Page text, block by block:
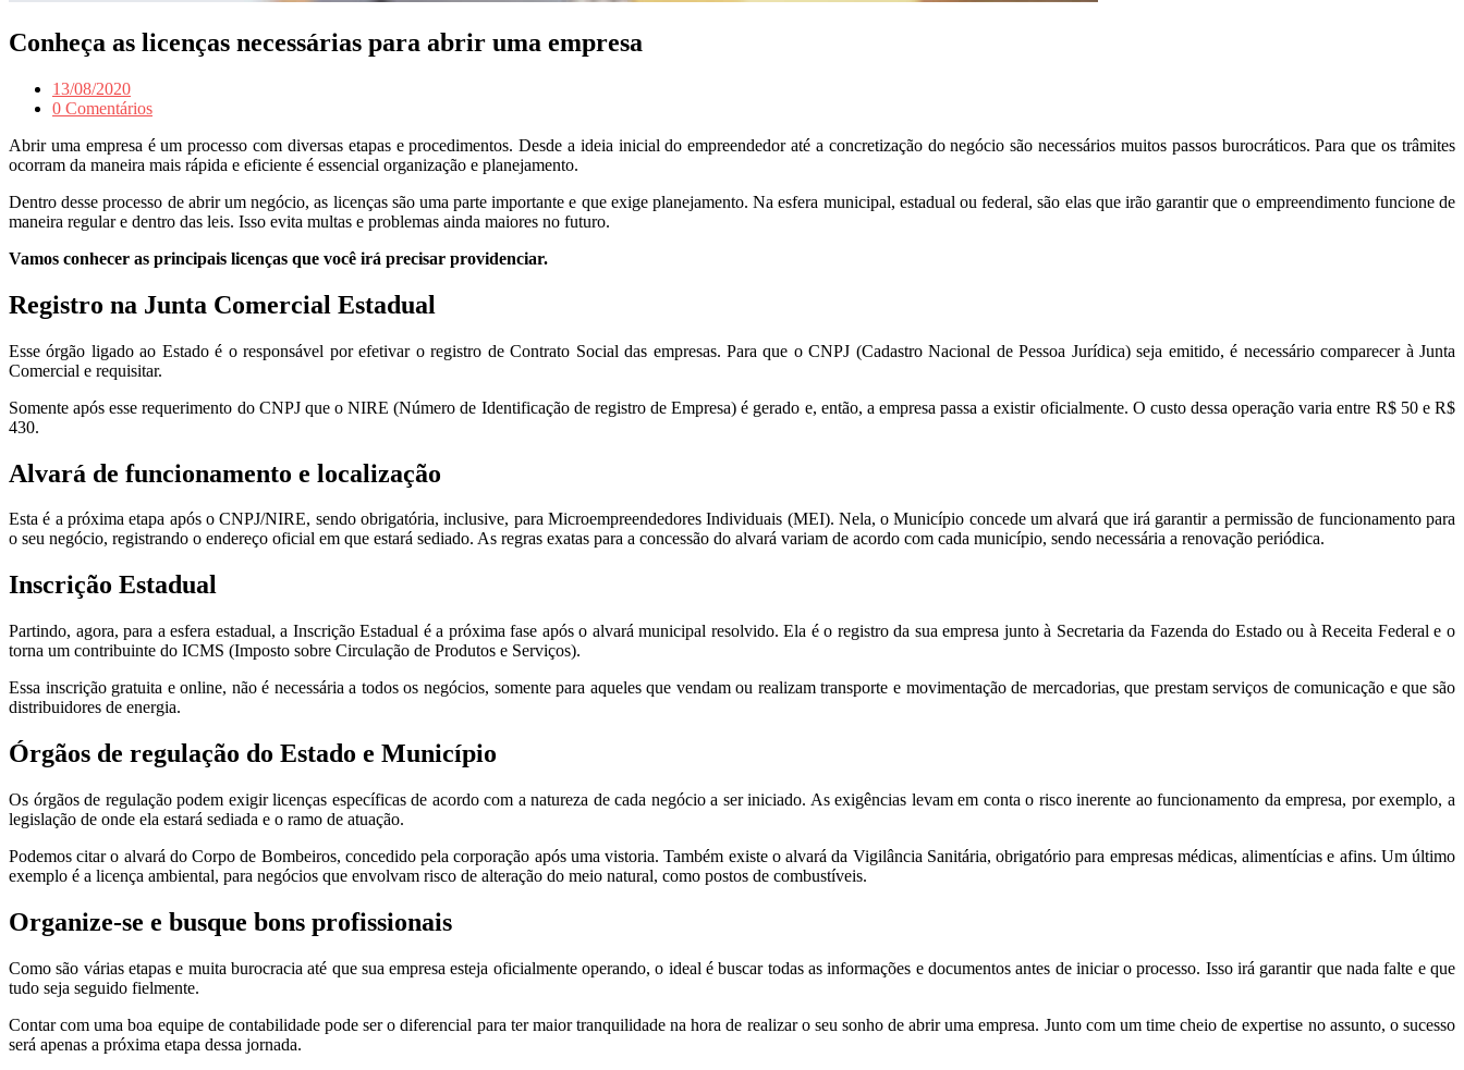
Conheça as licenças necessárias para abrir uma empresa
13/08/2020
0 Comentários
Abrir uma empresa é um processo com diversas etapas e procedimentos. Desde a ideia inicial do empreendedor até a concretização do negócio são necessários muitos passos burocráticos. Para que os trâmites
ocorram da maneira mais rápida e eficiente é essencial organização e planejamento.
Dentro desse processo de abrir um negócio, as licenças são uma parte importante e que exige planejamento. Na esfera municipal, estadual ou federal, são elas que irão garantir que o empreendimento funcione de
maneira regular e dentro das leis. Isso evita multas e problemas ainda maiores no futuro.
Vamos conhecer as principais licenças que você irá precisar providenciar.
Registro na Junta Comercial Estadual
Esse órgão ligado ao Estado é o responsável por efetivar o registro de Contrato Social das empresas. Para que o CNPJ (Cadastro Nacional de Pessoa Jurídica) seja emitido, é necessário comparecer à Junta
Comercial e requisitar.
Somente após esse requerimento do CNPJ que o NIRE (Número de Identificação de registro de Empresa) é gerado e, então, a empresa passa a existir oficialmente. O custo dessa operação varia entre R$ 50 e R$
430.
Alvará de funcionamento e localização
Esta é a próxima etapa após o CNPJ/NIRE, sendo obrigatória, inclusive, para Microempreendedores Individuais (MEI). Nela, o Município concede um alvará que irá garantir a permissão de funcionamento para
o seu negócio, registrando o endereço oficial em que estará sediado. As regras exatas para a concessão do alvará variam de acordo com cada município, sendo necessária a renovação periódica.
Inscrição Estadual
Partindo, agora, para a esfera estadual, a Inscrição Estadual é a próxima fase após o alvará municipal resolvido. Ela é o registro da sua empresa junto à Secretaria da Fazenda do Estado ou à Receita Federal e o
torna um contribuinte do ICMS (Imposto sobre Circulação de Produtos e Serviços).
Essa inscrição gratuita e online, não é necessária a todos os negócios, somente para aqueles que vendam ou realizam transporte e movimentação de mercadorias, que prestam serviços de comunicação e que são
distribuidores de energia.
Órgãos de regulação do Estado e Município
Os órgãos de regulação podem exigir licenças específicas de acordo com a natureza de cada negócio a ser iniciado. As exigências levam em conta o risco inerente ao funcionamento da empresa, por exemplo, a
legislação de onde ela estará sediada e o ramo de atuação.
Podemos citar o alvará do Corpo de Bombeiros, concedido pela corporação após uma vistoria. Também existe o alvará da Vigilância Sanitária, obrigatório para empresas médicas, alimentícias e afins. Um último
exemplo é a licença ambiental, para negócios que envolvam risco de alteração do meio natural, como postos de combustíveis.
Organize-se e busque bons profissionais
Como são várias etapas e muita burocracia até que sua empresa esteja oficialmente operando, o ideal é buscar todas as informações e documentos antes de iniciar o processo. Isso irá garantir que nada falte e que
tudo seja seguido fielmente.
Contar com uma boa equipe de contabilidade pode ser o diferencial para ter maior tranquilidade na hora de realizar o seu sonho de abrir uma empresa. Junto com um time cheio de expertise no assunto, o sucesso
será apenas a próxima etapa dessa jornada.